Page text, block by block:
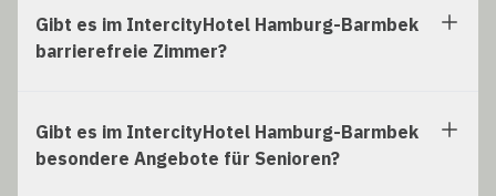
Gibt es im IntercityHotel Hamburg-Barmbek
barrierefreie Zimmer?
Gibt es im IntercityHotel Hamburg-Barmbek
besondere Angebote für Senioren?